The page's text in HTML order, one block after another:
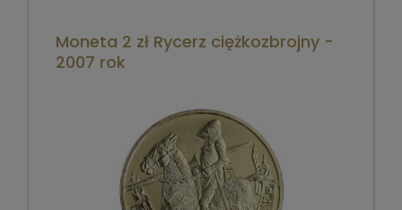
Moneta 2 zł Rycerz ciężkozbrojny -
2007 rok